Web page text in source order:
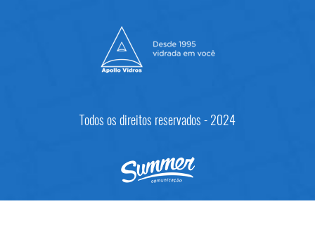
Todos os direitos reservados - 2024